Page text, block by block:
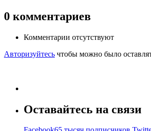
0 комментариев
Комментарии отсутствуют
Авторизуйтесь чтобы можно было
Оставайтесь на связи